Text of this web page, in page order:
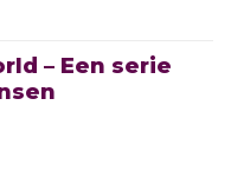
– Een serie